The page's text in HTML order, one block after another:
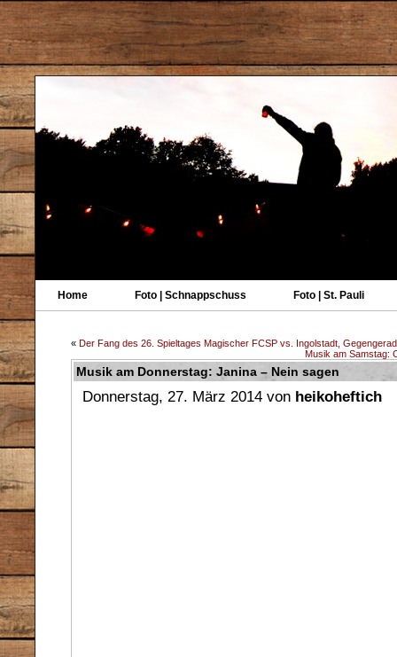
Home Foto | Schnappschuss Foto | St. Pauli
« Der Fang des 26. Spieltages Magischer FCSP vs. Ingolstadt,
Musik am Samstag:
Musik am Donnerstag: Janina – Nein sagen
Donnerstag, 27. März 2014 von heikoheftich